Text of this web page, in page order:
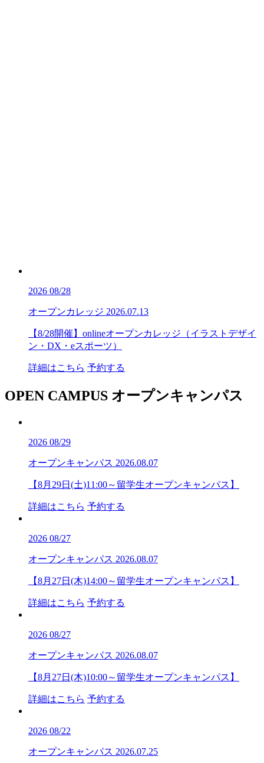
2026 08/28
オープンカレッジ 2026.07.13
【8/28開催】onlineオープンカレッジ（イラストデザイ
ン・DX・eスポーツ）
詳細はこちら 予約する
OPEN CAMPUS オープンキャンパス
2026 08/29
オープンキャンパス 2026.08.07
【8月29日(土)11:00～留学生オープンキャンパス】
詳細はこちら 予約する
2026 08/27
オープンキャンパス 2026.08.07
【8月27日(木)14:00～留学生オープンキャンパス】
詳細はこちら 予約する
2026 08/27
オープンキャンパス 2026.08.07
【8月27日(木)10:00～留学生オープンキャンパス】
詳細はこちら 予約する
2026 08/22
オープンキャンパス 2026.07.25